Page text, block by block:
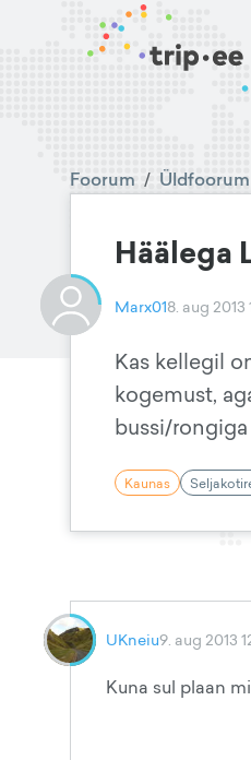
Foorum / Üldfoorum
Häälega
Marx018. aug 2013
Kas kellegil
kogemust,
bussi/
Kaunas
UKneiu9. aug 2013
Kuna sul plaan